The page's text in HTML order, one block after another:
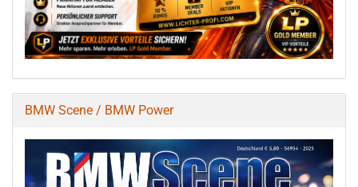
BMW Scene / BMW Power